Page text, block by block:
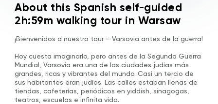
About this Spanish self-guided
2h:59m walking tour in Warsaw
¡Bienvenidos a nuestro tour – Varsovia antes de la guerra!
Hoy cuesta imaginarlo, pero antes de la Segunda Guerra
Mundial, Varsovia era una de las ciudades judías más
grandes, ricas y vibrantes del mundo. Casi un tercio de
sus habitantes eran judíos. Las calles estaban llenas de
tiendas, cafeterías, periódicos en yiddish, sinagogas,
teatros, escuelas e infinita vida.